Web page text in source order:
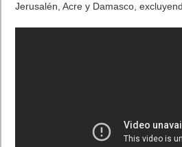
Jerusalén, Acre y Damasco,